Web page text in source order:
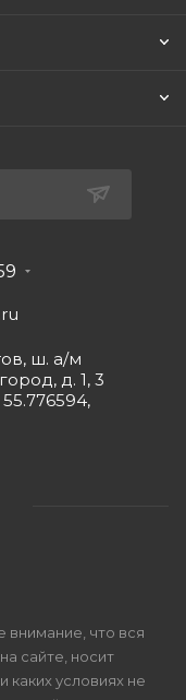
ш. а/м
д. 1, 3
что вся
сайте, носит
каких условиях не